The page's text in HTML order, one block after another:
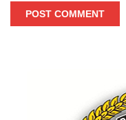
POST COMMENT